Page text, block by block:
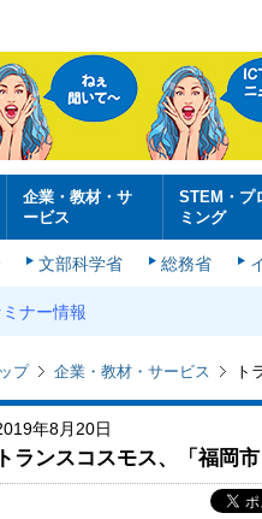
企業・教材・サ
ービス
STEM・プ
ミング
文部科学省 総務省
ナー情報
プ 企業・教材・サービス ト
年8月20日
トランスコスモス、「福岡